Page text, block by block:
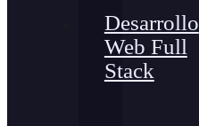
Desarrollo
Web Full
Stack